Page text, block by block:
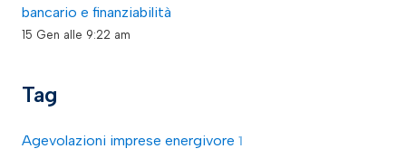
bancario e finanziabilità
15 Gen alle 9:22 am
Tag
Agevolazioni imprese energivore 1